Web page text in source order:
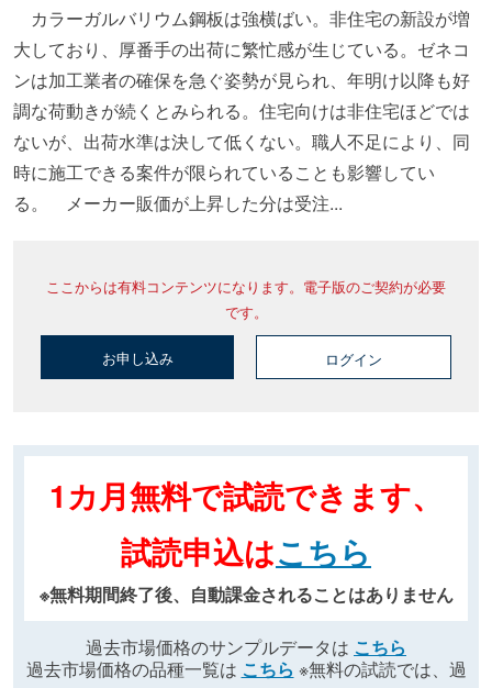
カラーガルバリウム鋼板は強横ばい。非住宅の新設が増
大しており、厚番手の出荷に繁忙感が生じている。ゼネコ
ンは加工業者の確保を急ぐ姿勢が見られ、年明け以降も好
調な荷動きが続くとみられる。住宅向けは非住宅ほどでは
ないが、出荷水準は決して低くない。職人不足により、同
時に施工できる案件が限られていることも影響してい
る。 メーカー販価が上昇した分は受注...
ここからは有料コンテンツになります。電子版のご契約が必要
です。
お申し込み ログイン
1カ月無料で試読できます、
試読申込はこちら
※無料期間終了後、自動課金されることはありません
過去市場価格のサンプルデータは こちら
過去市場価格の品種一覧は こちら ※無料の試読では、過